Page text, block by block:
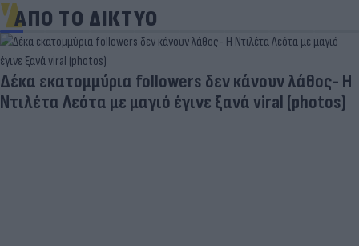
ΑΠΟ ΤΟ ΔΙΚΤΥΟ
Δέκα εκατομμύρια followers δεν κάνουν λάθος- Η
Ντιλέτα Λεότα με μαγιό έγινε ξανά viral (photos)